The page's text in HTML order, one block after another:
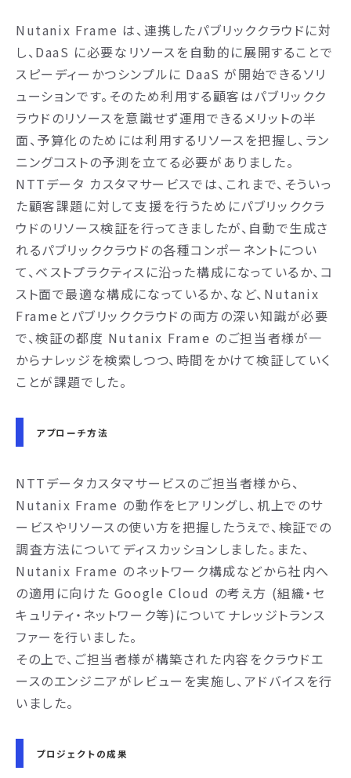
Nutanix Frame は、連携したパブリッククラウドに対
し、DaaS に必要なリソースを自動的に展開することで
スピーディーかつシンプルに DaaS が開始できるソリ
ューションです。そのため利用する顧客はパブリックク
ラウドのリソースを意識せず運用できるメリットの半
面、予算化のためには利用するリソースを把握し、ラン
ニングコストの予測を立てる必要がありました。
NTTデータ カスタマサービスでは、これまで、そういっ
た顧客課題に対して支援を行うためにパブリッククラ
ウドのリソース検証を行ってきましたが、自動で生成さ
れるパブリッククラウドの各種コンポーネントについ
て、ベストプラクティスに沿った構成になっているか、コ
スト面で最適な構成になっているか、など、Nutanix
Frameとパブリッククラウドの両方の深い知識が必要
で、検証の都度 Nutanix Frame のご担当者様が一
からナレッジを検索しつつ、時間をかけて検証していく
ことが課題でした。
アプローチ方法
NTTデータカスタマサービスのご担当者様から、
Nutanix Frame の動作をヒアリングし、机上でのサ
ービスやリソースの使い方を把握したうえで、検証での
調査方法についてディスカッションしました。また、
Nutanix Frame のネットワーク構成などから社内へ
の適用に向けた Google Cloud の考え方 (組織・セ
キュリティ・ネットワーク等)についてナレッジトランス
ファーを行いました。
その上で、ご担当者様が構築された内容をクラウドエ
ースのエンジニアがレビューを実施し、アドバイスを行
いました。
プロジェクトの成果